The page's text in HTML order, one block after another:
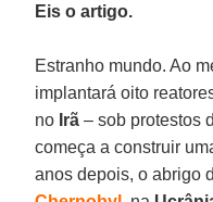
Eis o artigo.
Estranho mundo. Ao
implantará oito
no Irã – sob protestos
começa a construir
anos depois, o abrigo